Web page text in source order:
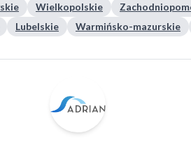
Wielkopolskie
Lubelskie Warmińsko-mazurskie